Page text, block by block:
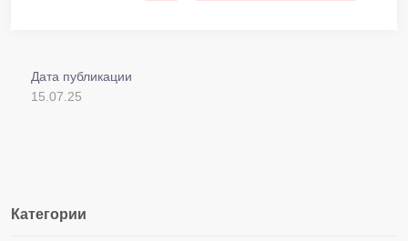
Дата публикации
15.07.25
Категории